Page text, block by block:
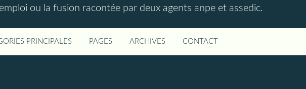
ou la fusion racontée par deux agents anpe et assedic.
PRINCIPALES PAGES ARCHIVES CONTACT